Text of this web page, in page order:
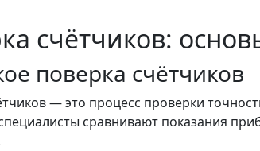
счётчиков:
поверка счётчиков
— это процесс проверки
сравнивают показания